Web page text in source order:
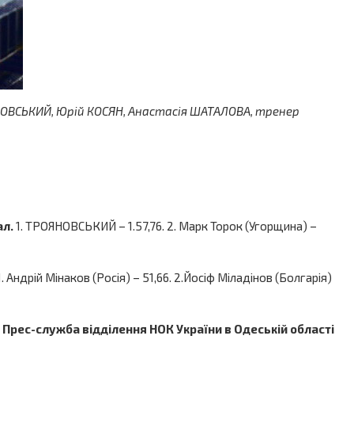
Юрій КОСЯН, Анастасія ШАТАЛОВА, тренер
1. ТРОЯНОВСЬКИЙ – 1.57,76. 2. Марк Торок (Угорщина) –
Андрій Мінаков (Росія) – 51,66. 2.Йосіф Міладінов (Болгарія)
Прес-служба відділення НОК України в Одеській області